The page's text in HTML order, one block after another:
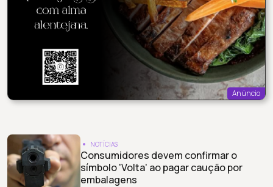
Anúncio
NOTÍCIAS
Consumidores devem confirmar o
símbolo 'Volta' ao pagar caução por
embalagens